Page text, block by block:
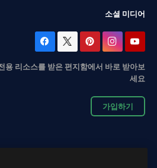
소셜 미디어
용 리소스를 받은 편지함에서 바로 받아보
세요
가입하기